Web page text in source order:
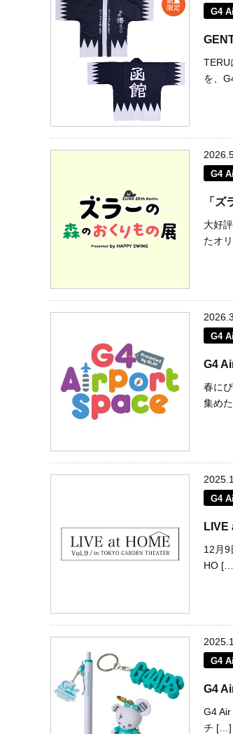
G4
TERU
を、
G4
「
大好
たオ
G4
G4
春に
集め
G4
LIVE
12月9
HO
G4
G4
G4
チ […]